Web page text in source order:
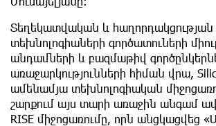
Տեղեկատվական և հաղորդակցության
տեխնոլոգիաների գործատուների
անդամների և բազմաթիվ
առաջարկությունների հիման վրա,
ամենամյա տեխնոլոգիական
շարքում այս տարի առաջին անգամ
RISE միջոցառումը, որն անցկացվեց